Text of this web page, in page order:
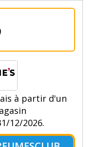
à partir d'un
12/2026.